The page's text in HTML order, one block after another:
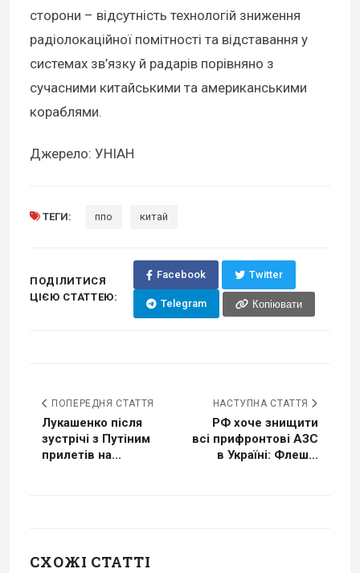
сторони – відсутність технологій зниження
радіолокаційної помітності та відставання у
системах зв’язку й радарів порівняно з
сучасними китайськими та американськими
кораблями.
Джерело: УНІАН
ТЕГИ: ппо китай
ПОДІЛИТИСЯ
ЦІЄЮ СТАТТЕЮ:
Facebook Twitter
Telegram Копіювати
ПОПЕРЕДНЯ СТАТТЯ
Лукашенко після
зустрічі з Путіним
прилетів на...
НАСТУПНА СТАТТЯ
РФ хоче знищити
всі прифронтові АЗС
в Україні: Флеш...
СХОЖІ СТАТТІ